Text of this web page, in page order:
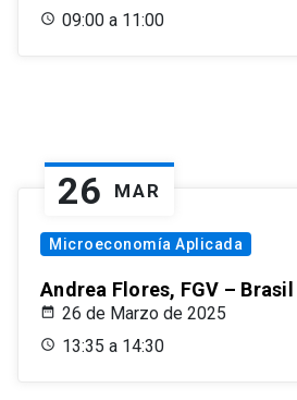
09:00 a 11:00
26 MAR
Microeconomía Aplicada
Andrea Flores, FGV – Brasil
26 de Marzo de 2025
13:35 a 14:30